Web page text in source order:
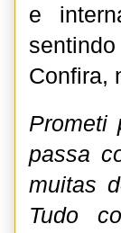
e
Confira,
Prometi
passa
muitas
Tudo